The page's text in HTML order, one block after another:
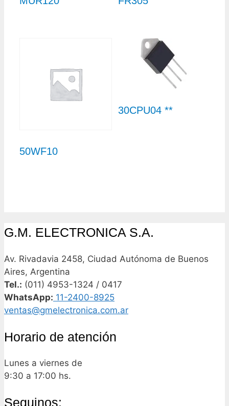
50WF10
30CPU04 **
G.M. ELECTRONICA S.A.
Av. Rivadavia 2458, Ciudad Autónoma de Buenos
Aires, Argentina
Tel.: (011) 4953-1324 / 0417
WhatsApp: 11-2400-8925
ventas@gmelectronica.com.ar
Horario de atención
Lunes a viernes de
9:30 a 17:00 hs.
Seguinos: